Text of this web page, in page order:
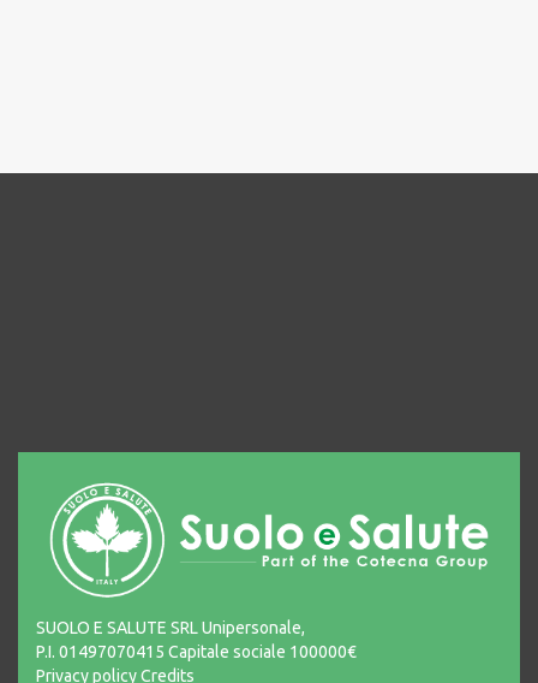
SUOLO E SALUTE SRL Unipersonale,
P.I. 01497070415 Capitale sociale 100000€
Privacy policyCredits